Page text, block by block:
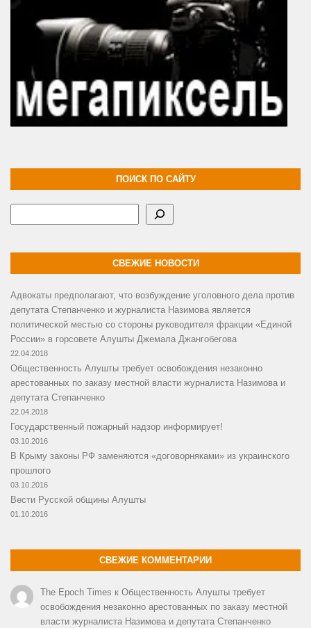
ПОИСК ПО САЙТУ
СВЕЖИЕ НОВОСТИ
Адвокаты предполагают, что возбуждение уголовного дела против
депутата Степанченко и журналиста Назимова является
политической местью со стороны руководителя фракции «Единой
России» в горсовете Алушты Джемала Джангобегова
22.04.2018
Общественность Алушты требует освобождения незаконно
арестованных по заказу местной власти журналиста Назимова и
депутата Степанченко
22.04.2018
Государственный пожарный надзор информирует!
03.10.2016
В Крыму законы РФ заменяются «договорняками» из украинского
прошлого
03.10.2016
Вести Русской общины Алушты
01.10.2016
СВЕЖИЕ КОММЕНТАРИИ
The Epoch Times к Общественность Алушты требует
освобождения незаконно арестованных по заказу местной
власти журналиста Назимова и депутата Степанченко